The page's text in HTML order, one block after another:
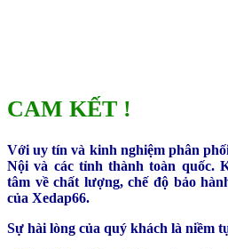
CAM KẾT !
Với uy tín và kinh nghiệm phân
Nội và các tỉnh thành toàn quốc.
tâm về chất lượng, chế độ bảo
của Xedap66.
Sự hài lòng của quý khách là niềm